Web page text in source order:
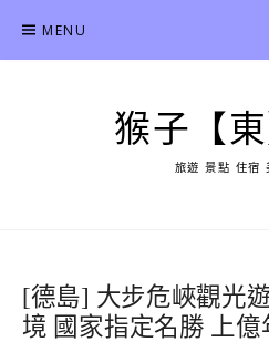
content
MENU
猴子【
旅遊 景點 住宿
[德島] 大步危峽觀光
境 國家指定名勝 上